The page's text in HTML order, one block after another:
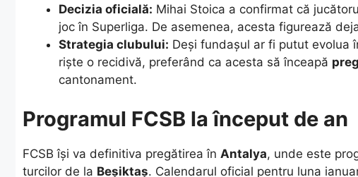
Decizia oficială: Mihai Stoica a confirmat că
joc în Superliga. De asemenea, acesta figurează
Strategia clubului: Deși fundașul ar fi putut evolua
riște o recidivă, preferând ca acesta să înceapă
cantonament.
Programul FCSB la început de an
​FCSB își va definitiva pregătirea în Antalya, unde este
turcilor de la Beșiktaș. Calendarul oficial pentru luna